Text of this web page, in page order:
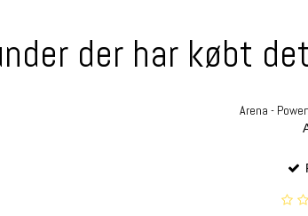
der har købt
Arena -